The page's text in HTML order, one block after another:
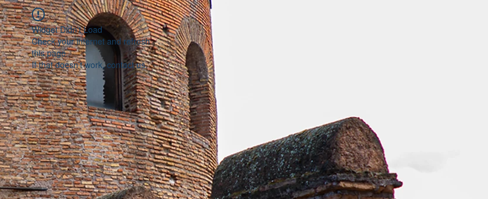
Widget Didn’t Load
Check your internet and refresh
this page.
If that doesn’t work, contact us.